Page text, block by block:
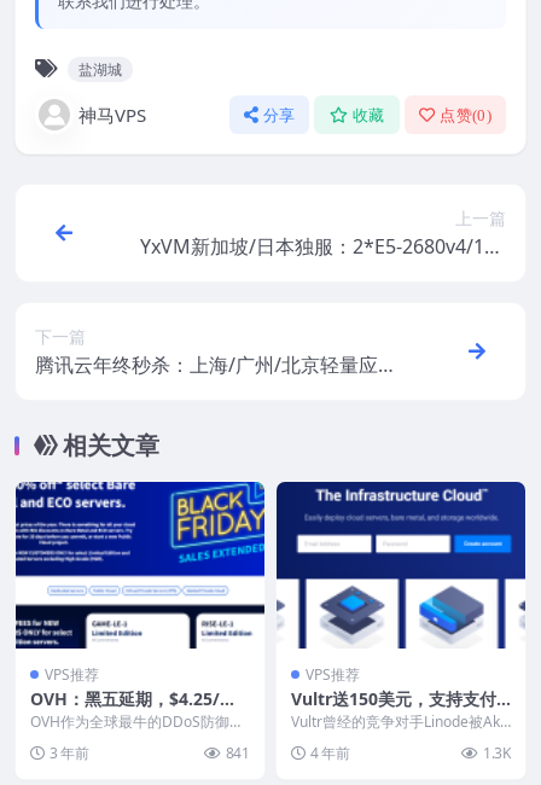
盐湖城
神马VPS 分享 收藏 点赞(0)
上一篇
YxVM新加坡/日本独服：2*E5-2680v4/128
下一篇
腾讯云年终秒杀：上海/广州/北京轻量应用
相关文章
VPS推荐
OVH：黑五延期，$4.25/
月，2G内存/2核/40gNVMe/
500M带宽/不限流量，€16.
5/月-e5-1620/32g内存/4T硬
OVH作为全球最牛的DDoS防御
五官方延期了，好像...
3 年前 841
VPS推荐
Vultr送150美元，支持支付
宝/Paypal，老Linode用户
也送福利
Vultr曾经的竞争对手Linode被Aka
4 年前 1.3K